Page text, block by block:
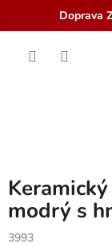
Doprava
modrý s
3993